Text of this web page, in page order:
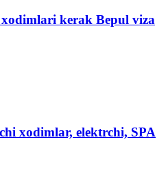
kerak Bepul viza
xodimlar, elektrchi, SPA